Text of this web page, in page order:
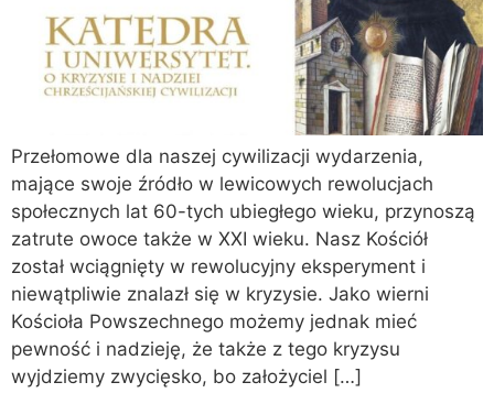
Przełomowe dla naszej cywilizacji wydarzenia,
mające swoje źródło w lewicowych rewolucjach
społecznych lat 60-tych ubiegłego wieku, przynoszą
zatrute owoce także w XXI wieku. Nasz Kościół
został wciągnięty w rewolucyjny eksperyment i
niewątpliwie znalazł się w kryzysie. Jako wierni
Kościoła Powszechnego możemy jednak mieć
pewność i nadzieję, że także z tego kryzysu
wyjdziemy zwycięsko, bo założyciel […]